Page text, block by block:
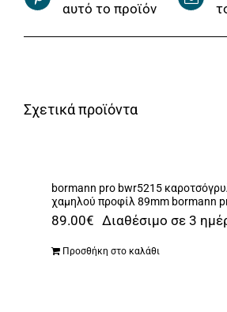
αυτό το προϊόν
Σχετικά προϊόντα
bormann pro bwr5215
χαμηλού προφίλ 89mm bormann
89.00€ Διαθέσιμο σε 3
Προσθήκη στο καλάθι